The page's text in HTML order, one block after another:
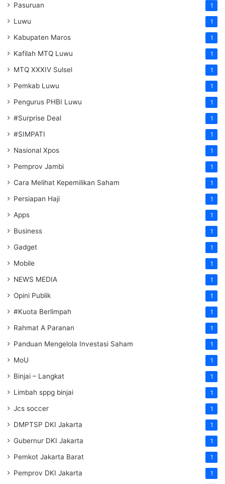
Pasuruan 1
Luwu 1
Kabupaten Maros 1
Kafilah MTQ Luwu 1
MTQ XXXIV Sulsel 1
Pemkab Luwu 1
Pengurus PHBI Luwu 1
#Surprise Deal 1
#SIMPATI 1
Nasional Xpos 1
Pemprov Jambi 1
Cara Melihat Kepemilikan Saham 1
Persiapan Haji 1
Apps 1
Business 1
Gadget 1
Mobile 1
NEWS MEDIA 1
Opini Publik 1
#Kuota Berlimpah 1
Rahmat A Paranan 1
Panduan Mengelola Investasi Saham 1
MoU 1
Binjai – Langkat 1
Limbah sppg binjai 1
Jcs soccer 1
DMPTSP DKI Jakarta 1
Gubernur DKI Jakarta 1
Pemkot Jakarta Barat 1
Pemprov DKI Jakarta 1